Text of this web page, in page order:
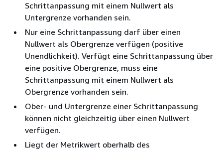
Schrittanpassung mit einem Nullwert als
Untergrenze vorhanden sein.
Nur eine Schrittanpassung darf über einen
Nullwert als Obergrenze verfügen (positive
Unendlichkeit). Verfügt eine Schrittanpassung über
eine positive Obergrenze, muss eine
Schrittanpassung mit einem Nullwert als
Obergrenze vorhanden sein.
Ober- und Untergrenze einer Schrittanpassung
können nicht gleichzeitig über einen Nullwert
verfügen.
Liegt der Metrikwert oberhalb des